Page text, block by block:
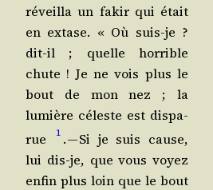
réveilla un fakir qui était
en extase. « Où suis-je ?
dit-il ; quelle hor­rible
chute ! Je ne vois plus le
bout de mon nez ; la
lumière céleste est dis­pa­
rue
1 . — Si je suis cause,
lui dis-je, que vous voyez
enfin plus loin que le bout